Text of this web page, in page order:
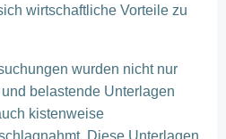
wirtschaftliche Vorteile zu
wurden nicht nur
belastende Unterlagen
kistenweise
Diese Unterlagen